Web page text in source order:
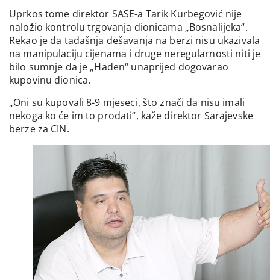
Uprkos tome direktor SASE-a Tarik Kurbegović nije
naložio kontrolu trgovanja dionicama „Bosnalijeka“.
Rekao je da tadašnja dešavanja na berzi nisu ukazivala
na manipulaciju cijenama i druge neregularnosti niti je
bilo sumnje da je „Haden“ unaprijed dogovarao
kupovinu dionica.
„Oni su kupovali 8-9 mjeseci, što znači da nisu imali
nekoga ko će im to prodati“, kaže direktor Sarajevske
berze za CIN.